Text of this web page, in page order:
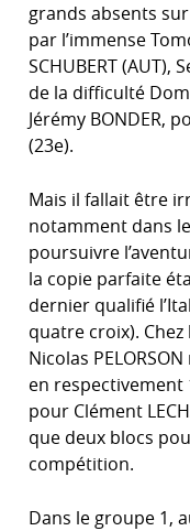
grands absents
par l’immense
SCHUBERT (AUT),
de la difficulté
Jérémy BONDER,
(23e).
Mais il fallait être
notamment dans
poursuivre
la copie parfaite
dernier qualifié
quatre croix). Chez
Nicolas
en respectivement
pour Clément
que deux blocs
compétition.
Dans le groupe 1,